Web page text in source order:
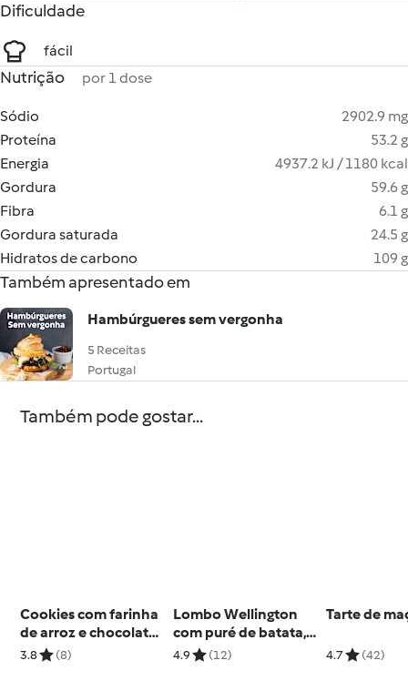
Dificuldade
fácil
Nutrição por 1 dose
Sódio
2902.9 mg
Proteína
53.2 g
Energia
4937.2 kJ / 1180 kcal
Gordura
59.6 g
Fibra
6.1 g
Gordura saturada
24.5 g
Hidratos de carbono
109 g
Também apresentado em
Hambúrgueres sem vergonha
5 Receitas
Portugal
Também pode gostar...
Cookies com farinha
de arroz e chocolate
sem glúten
3.8 (8)
Lombo Wellington
com puré de batata,
cenoura molho de
4.9 (12)
Tarte de
4.7 (42)